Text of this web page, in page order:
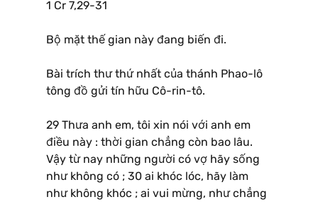
1 Cr 7,29-31
Bộ mặt thế gian này đang biến đi.
Bài trích thư thứ nhất của thánh Phao-lô
tông đồ gửi tín hữu Cô-rin-tô.
29 Thưa anh em, tôi xin nói với anh em
điều này : thời gian chẳng còn bao lâu.
Vậy từ nay những người có vợ hãy sống
như không có ; 30 ai khóc lóc, hãy làm
như không khóc ; ai vui mừng, như chẳng